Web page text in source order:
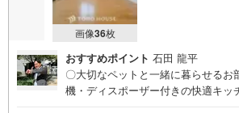
画像36枚
おすすめポイント 石田 龍平
〇大切なペットと一緒に暮らせる
機・ディスポーザー付きの快適キッ